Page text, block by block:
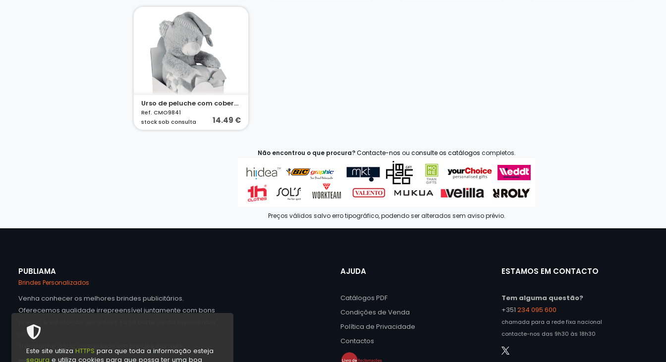
Este site utiliza HTTPS para que toda a informação esteja
segura e utiliza cookies para que possa ter uma boa
Urso de peluche com cobertor
Ref. CMO9841
stock sob consulta
14.49 €
Não encontrou o que procura?Contacte-nos ou consulte os catálogos completos.
Preços válidos salvo erro tipográfico, podendo ser alterados sem aviso prévio.
PUBLIAMA
Brindes Personalizados
Venha conhecer os melhores brindes publicitários.
Oferecemos qualidade irrepreensível juntamente com bons
preços e satisfação garantida. Faça parte desta experiência
única.
AJUDA
Catálogos PDF
Condições de Venda
Política de Privacidade
Contactos
ESTAMOS EM CONTACTO
Tem alguma questão?
+351 234 095 600
chamada para a rede fixa nacional
contacte-nos das 9h30 às 18h30